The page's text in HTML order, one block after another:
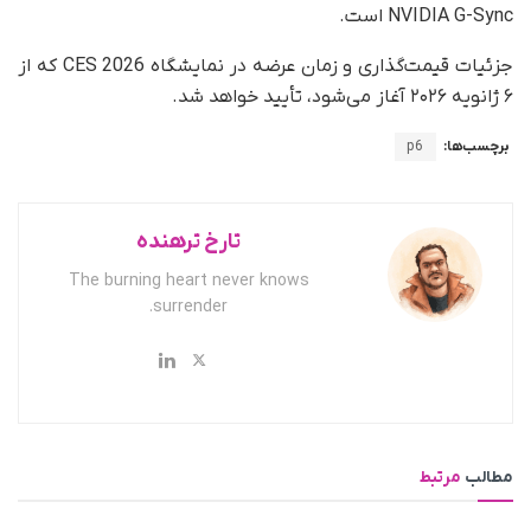
NVIDIA G-Sync است.
جزئیات قیمت‌گذاری و زمان عرضه در نمایشگاه CES 2026 که از
۶ ژانویه ۲۰۲۶ آغاز می‌شود، تأیید خواهد شد.
برچسب‌ها: p6
تارخ ترهنده
The burning heart never knows
surrender.
مطالب مرتبط